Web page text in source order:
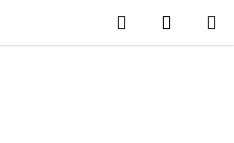
Hledat
KOŠÍK